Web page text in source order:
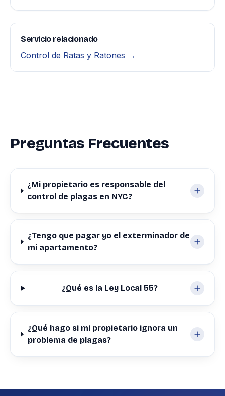
Servicio relacionado
Control de Ratas y Ratones →
Preguntas Frecuentes
¿Mi propietario es responsable del
control de plagas en NYC?
¿Tengo que pagar yo el exterminador de
mi apartamento?
¿Qué es la Ley Local 55?
¿Qué hago si mi propietario ignora un
problema de plagas?